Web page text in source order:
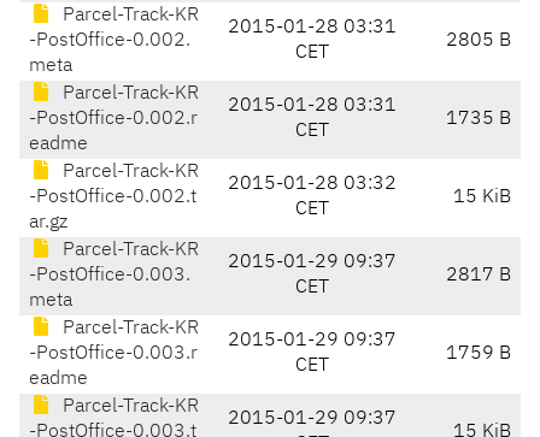
Parcel-Track-KR
-PostOffice-0.002.
meta
2015-01-28 03:31
CET
2805 B
Parcel-Track-KR
-PostOffice-0.002.r
eadme
2015-01-28 03:31
CET
1735 B
Parcel-Track-KR
-PostOffice-0.002.t
ar.gz
2015-01-28 03:32
CET
15 KiB
Parcel-Track-KR
-PostOffice-0.003.
meta
2015-01-29 09:37
CET
2817 B
Parcel-Track-KR
-PostOffice-0.003.r
eadme
2015-01-29 09:37
CET
1759 B
Parcel-Track-KR
-PostOffice-0.003.t
2015-01-29 09:37
15 KiB